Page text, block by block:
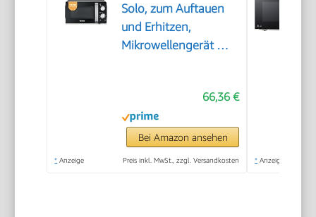
Solo, zum Auftauen
und Erhitzen,
Mikrowellengerät mit
Wärmeverteilung,
17L, Schwarz /
Edelstahl, MW 7886
66,36 €
Bei Amazon ansehen
* Anzeige Preis inkl. MwSt., zzgl. Versandkosten * Anzeige